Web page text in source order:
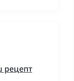
рецепт